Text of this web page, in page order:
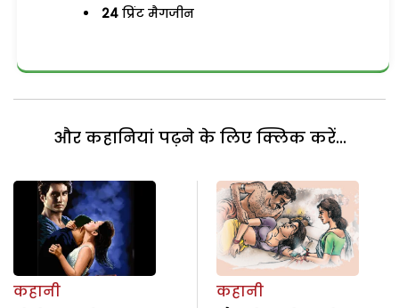
24 प्रिंट मैगजीन
और कहानियां पढ़ने के लिए क्लिक करें...
कहानी
कहानी